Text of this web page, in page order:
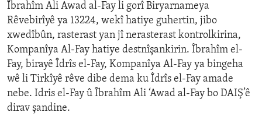
Îbrahîm Ali Awad al-Fay li gorî Biryarnameya
Rêvebirîyê ya 13224, wekî hatiye guhertin, jibo
xwedîbûn, rasterast yan jî nerasterast kontrolkirina,
Kompanîya Al-Fay hatiye destnîşankirin. Îbrahîm el-
Fay, birayê Îdrîs el-Fay, Kompanîya Al-Fay ya bingeha
wê li Tirkîyê rêve dibe dema ku Îdrîs el-Fay amade
nebe. Idris el-Fay û Îbrahîm Ali ‘Awad al-Fay bo DAIŞ’ê
dirav şandine.